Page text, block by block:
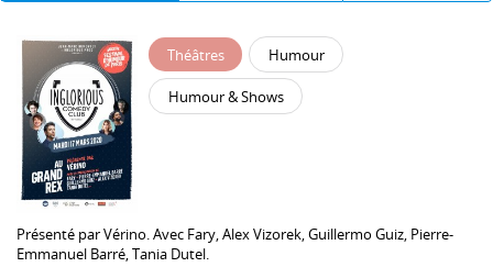
Théâtres Humour
Humour & Shows
Présenté parVérino. Avec Fary,Alex Vizorek,Guillermo Guiz, Pierre-
Emmanuel Barré,Tania Dutel.